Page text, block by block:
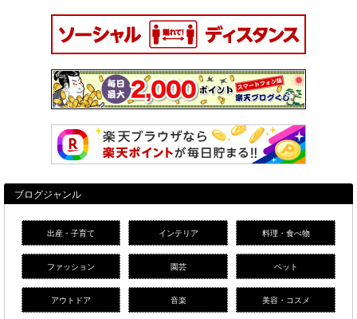
ブログジャンル
出産・子育て インテリア 料理・食べ物
ファッション 園芸 ペット
アウトドア 音楽 美容・コスメ